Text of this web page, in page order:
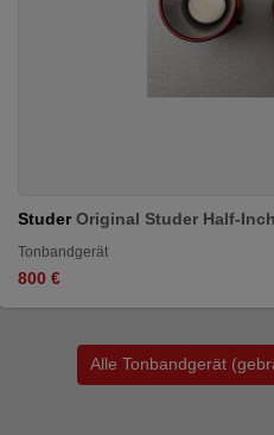
StuderOriginal Studer Half-
Tonbandgerät
800 €
Alle Tonbandgerät